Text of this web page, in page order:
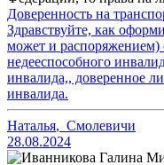
Доверенность на
Здравствуйте, как
может и распоряжением)
недееспособного
инвалида,, доверенное
инвалида.
Наталья, Смолевичи
28.08.2024